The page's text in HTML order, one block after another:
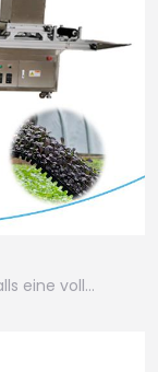
eine voll…